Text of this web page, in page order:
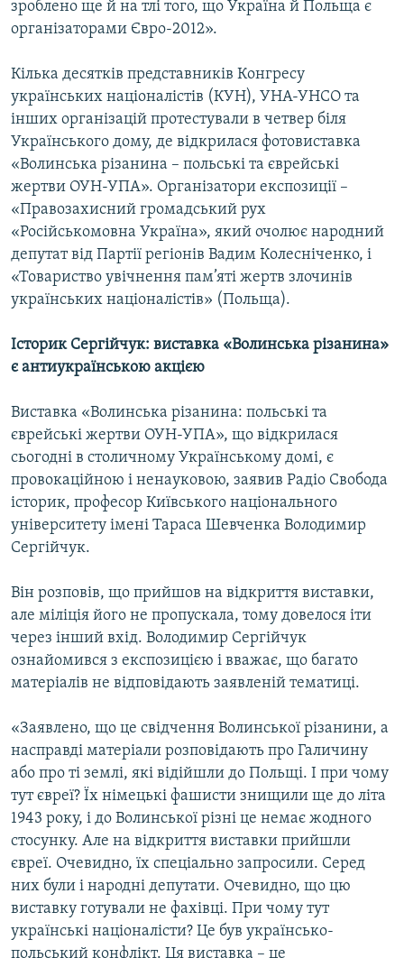
зроблено ще й на тлі того, що Україна й Польща є
організаторами Євро-2012».
Кілька десятків представників Конгресу
українських націоналістів (КУН), УНА-УНСО та
інших організацій протестували в четвер біля
Українського дому, де відкрилася фотовиставка
«Волинська різанина – польські та єврейські
жертви ОУН-УПА». Організатори експозиції –
«Правозахисний громадський рух
«Російськомовна Україна», який очолює народний
депутат від Партії регіонів Вадим Колесніченко, і
«Товариство увічнення пам’яті жертв злочинів
українських націоналістів» (Польща).
Історик Сергійчук: виставка «Волинська різанина»
є антиукраїнською акцією
Виставка «Волинська різанина: польські та
єврейські жертви ОУН-УПА», що відкрилася
сьогодні в столичному Українському домі, є
провокаційною і ненауковою, заявив Радіо Свобода
історик, професор Київського національного
університету імені Тараса Шевченка Володимир
Сергійчук.
Він розповів, що прийшов на відкриття виставки,
але міліція його не пропускала, тому довелося іти
через інший вхід. Володимир Сергійчук
ознайомився з експозицією і вважає, що багато
матеріалів не відповідають заявленій тематиці.
«Заявлено, що це свідчення Волинської різанини, а
насправді матеріали розповідають про Галичину
або про ті землі, які відійшли до Польщі. І при чому
тут євреї? Їх німецькі фашисти знищили ще до літа
1943 року, і до Волинської різні це немає жодного
стосунку. Але на відкриття виставки прийшли
євреї. Очевидно, їх спеціально запросили. Серед
них були і народні депутати. Очевидно, що цю
виставку готували не фахівці. При чому тут
українські націоналісти? Це був українсько-
польський конфлікт. Ця виставка – це